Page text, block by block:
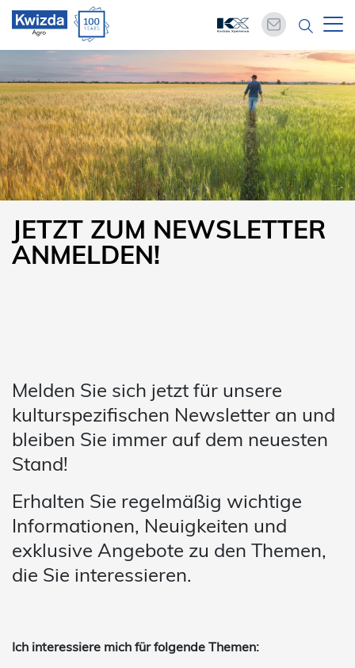
JETZT ZUM NEWSLETTER
ANMELDEN!
Melden Sie sich jetzt für unsere
kulturspezifischen Newsletter an und
bleiben Sie immer auf dem neuesten
Stand!
Erhalten Sie regelmäßig wichtige
Informationen, Neuigkeiten und
exklusive Angebote zu den Themen,
die Sie interessieren.
Ich interessiere mich für folgende Themen: